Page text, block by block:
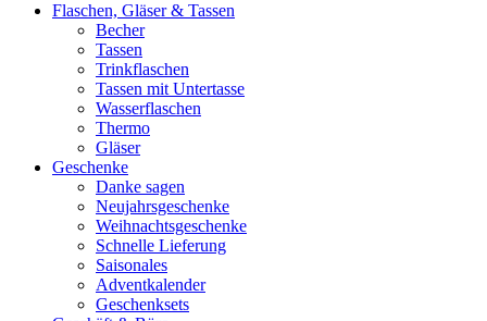
Flaschen, Gläser & Tassen
Becher
Tassen
Trinkflaschen
Tassen mit Untertasse
Wasserflaschen
Thermo
Gläser
Geschenke
Danke sagen
Neujahrsgeschenke
Weihnachtsgeschenke
Schnelle Lieferung
Saisonales
Adventkalender
Geschenksets